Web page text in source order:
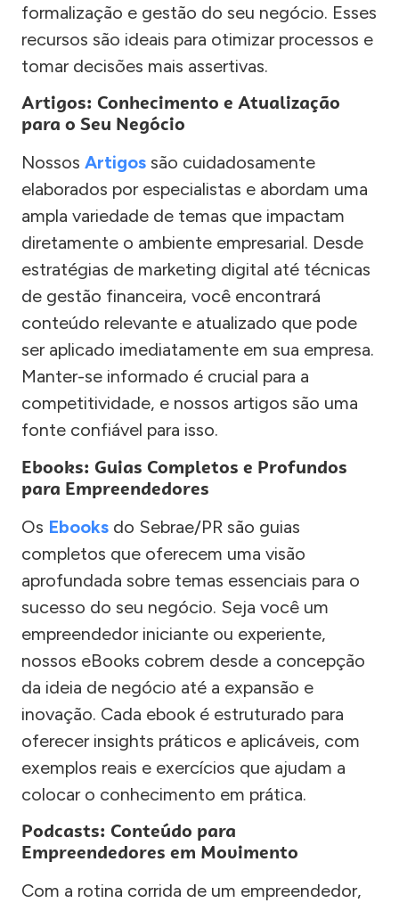
formalização e gestão do seu negócio. Esses
recursos são ideais para otimizar processos e
tomar decisões mais assertivas.
Artigos: Conhecimento e Atualização
para o Seu Negócio
Nossos Artigos são cuidadosamente
elaborados por especialistas e abordam uma
ampla variedade de temas que impactam
diretamente o ambiente empresarial. Desde
estratégias de marketing digital até técnicas
de gestão financeira, você encontrará
conteúdo relevante e atualizado que pode
ser aplicado imediatamente em sua empresa.
Manter-se informado é crucial para a
competitividade, e nossos artigos são uma
fonte confiável para isso.
Ebooks: Guias Completos e Profundos
para Empreendedores
Os Ebooks do Sebrae/PR são guias
completos que oferecem uma visão
aprofundada sobre temas essenciais para o
sucesso do seu negócio. Seja você um
empreendedor iniciante ou experiente,
nossos eBooks cobrem desde a concepção
da ideia de negócio até a expansão e
inovação. Cada ebook é estruturado para
oferecer insights práticos e aplicáveis, com
exemplos reais e exercícios que ajudam a
colocar o conhecimento em prática.
Podcasts: Conteúdo para
Empreendedores em Movimento
Com a rotina corrida de um empreendedor,